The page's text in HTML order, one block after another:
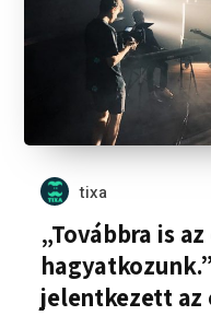
tixa
„Továbbra is
jelentkezett az